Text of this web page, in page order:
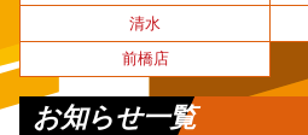
清水
前橋店
お知らせ一覧